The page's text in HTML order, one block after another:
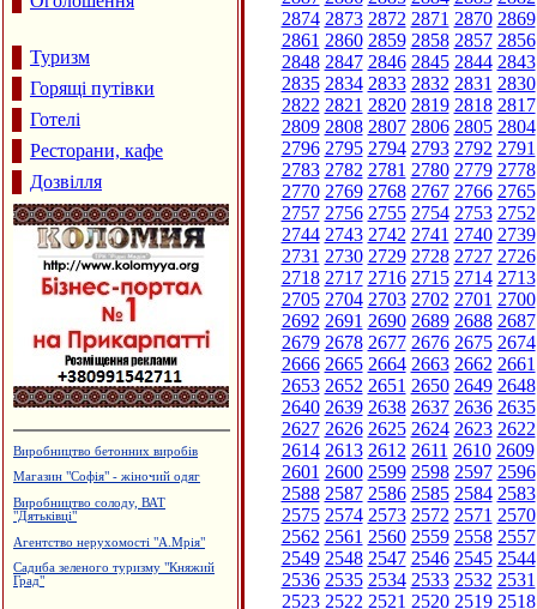
Туризм
Горящі путівки
Готелі
Ресторани, кафе
Дозвілля
Виробництво бетонних виробів
Магазин "Софія" - жіночий одяг
Виробництво солоду, ВАТ
"Дятьківці"
Агентство нерухомості "А.Мрія"
Садиба зеленого туризму "Княжий
Град"
2874 2873 2872 2871 2870 2869
2861 2860 2859 2858 2857 2856
2848 2847 2846 2845 2844 2843
2835 2834 2833 2832 2831 2830
2822 2821 2820 2819 2818 2817
2809 2808 2807 2806 2805 2804
2796 2795 2794 2793 2792 2791
2783 2782 2781 2780 2779 2778
2770 2769 2768 2767 2766 2765
2757 2756 2755 2754 2753 2752
2744 2743 2742 2741 2740 2739
2731 2730 2729 2728 2727 2726
2718 2717 2716 2715 2714 2713
2705 2704 2703 2702 2701 2700
2692 2691 2690 2689 2688 2687
2679 2678 2677 2676 2675 2674
2666 2665 2664 2663 2662 2661
2653 2652 2651 2650 2649 2648
2640 2639 2638 2637 2636 2635
2627 2626 2625 2624 2623 2622
2614 2613 2612 2611 2610 2609
2601 2600 2599 2598 2597 2596
2588 2587 2586 2585 2584 2583
2575 2574 2573 2572 2571 2570
2562 2561 2560 2559 2558 2557
2549 2548 2547 2546 2545 2544
2536 2535 2534 2533 2532 2531
2523 2522 2521 2520 2519 2518